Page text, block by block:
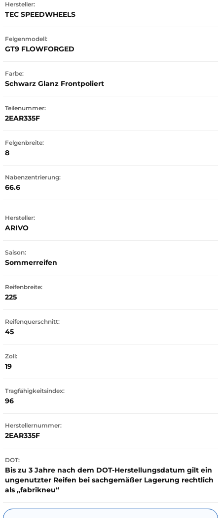
Hersteller:
TEC SPEEDWHEELS
Felgenmodell:
GT9 FLOWFORGED
Farbe:
Schwarz Glanz Frontpoliert
Teilenummer:
2EAR335F
Felgenbreite:
8
Nabenzentrierung:
66.6
Hersteller:
ARIVO
Saison:
Sommerreifen
Reifenbreite:
225
Reifenquerschnitt:
45
Zoll:
19
Tragfähigkeitsindex:
96
Herstellernummer:
2EAR335F
DOT:
Bis zu 3 Jahre nach dem DOT-Herstellungsdatum gilt ein
ungenutzter Reifen bei sachgemäßer Lagerung rechtlich
als „fabrikneu“